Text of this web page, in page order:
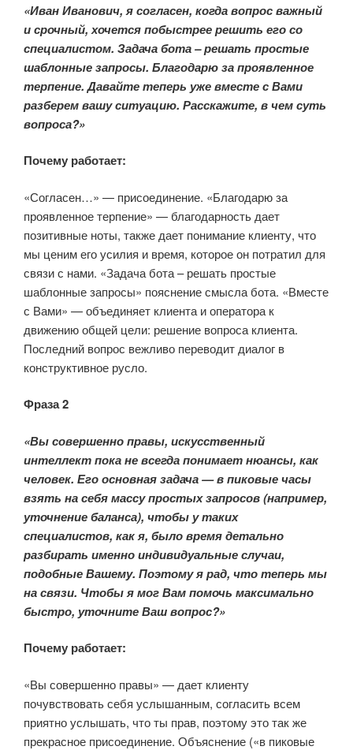
«Иван Иванович, я согласен, когда вопрос важный
и срочный, хочется побыстрее решить его со
специалистом. Задача бота – решать простые
шаблонные запросы. Благодарю за проявленное
терпение. Давайте теперь уже вместе с Вами
разберем вашу ситуацию. Расскажите, в чем суть
вопроса?»
Почему работает:
«Согласен…» — присоединение. «Благодарю за
проявленное терпение» — благодарность дает
позитивные ноты, также дает понимание клиенту, что
мы ценим его усилия и время, которое он потратил для
связи с нами. «Задача бота – решать простые
шаблонные запросы» пояснение смысла бота. «Вместе
с Вами» — объединяет клиента и оператора к
движению общей цели: решение вопроса клиента.
Последний вопрос вежливо переводит диалог в
конструктивное русло.
Фраза 2
«Вы совершенно правы, искусственный
интеллект пока не всегда понимает нюансы, как
человек. Его основная задача — в пиковые часы
взять на себя массу простых запросов (например,
уточнение баланса), чтобы у таких
специалистов, как я, было время детально
разбирать именно индивидуальные случаи,
подобные Вашему. Поэтому я рад, что теперь мы
на связи. Чтобы я мог Вам помочь максимально
быстро, уточните Ваш вопрос?»
Почему работает:
«Вы совершенно правы» — дает клиенту
почувствовать себя услышанным, согласить всем
приятно услышать, что ты прав, поэтому это так же
прекрасное присоединение. Объяснение («в пиковые